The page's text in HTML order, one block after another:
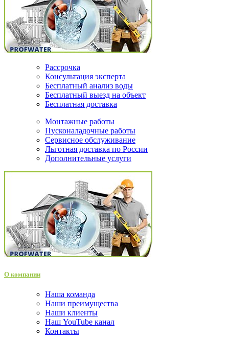
Рассрочка
Консультация эксперта
Бесплатный анализ воды
Бесплатный выезд на объект
Бесплатная доставка
Монтажные работы
Пусконаладочные работы
Сервисное обслуживание
Льготная доставка по России
Дополнительные услуги
О компании
Наша команда
Наши преимущества
Наши клиенты
Наш YouTube канал
Контакты